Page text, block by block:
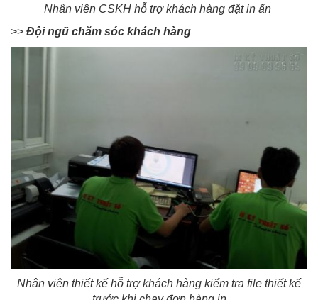
Nhân viên CSKH hỗ trợ khách hàng đặt in ấn
>> Đội ngũ chăm sóc khách hàng
Nhân viên thiết kế hỗ trợ khách hàng kiểm tra file thiết kế